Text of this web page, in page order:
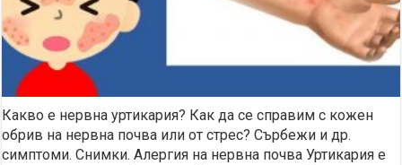
Какво е нервна уртикария? Как да се справим с кожен
обрив на нервна почва или от стрес? Сърбежи и др.
симптоми. Снимки. Алергия на нервна почва Уртикария е